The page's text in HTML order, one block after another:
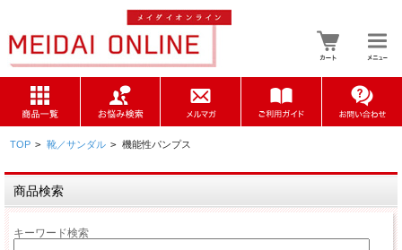
TOP > 靴／サンダル > 機能性パンプス
商品検索
キーワード検索